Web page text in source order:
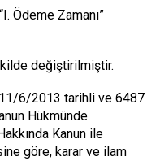
Ödeme Zamanı”
değiştirilmiştir.
11/6/2013 tarihli ve 6487
Hükmünde
Kanun ile
göre, karar ve ilam